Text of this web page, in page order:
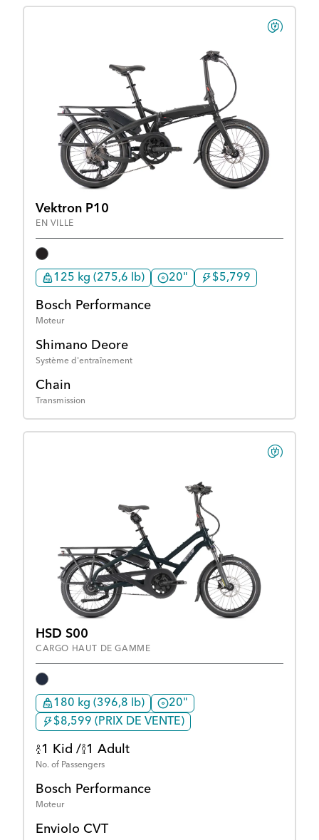
Vektron P10
EN VILLE
125 kg (275,6 lb) 20" $5,799
Bosch Performance
Moteur
Shimano Deore
Système d'entraînement
Chain
Transmission
HSD S00
CARGO HAUT DE GAMME
180 kg (396,8 lb)
20"
$8,599 (PRIX DE VENTE)
1 Kid / 1 Adult
No. of Passengers
Bosch Performance
Moteur
Enviolo CVT